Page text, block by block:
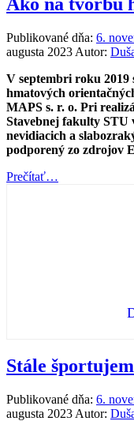
Publikované dňa: 6.
augusta 2023 Autor:
V septembri roku
hmatových
MAPS s. r. o. Pri
Stavebnej fakulty STU
nevidiacich a
podporený zo zdrojov
Prečítať“Ako
…
Stále
Publikované dňa: 6.
augusta 2023 Autor: